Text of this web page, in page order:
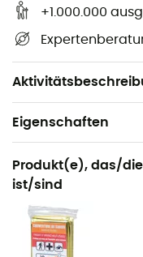
+1.000.000
Eigenschaften
Geeignet für
Wandern / Alltag /
Gewicht
1300 g
Produkt(e), das/
ist/sind